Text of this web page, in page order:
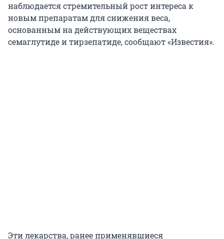
наблюдается стремительный рост интереса к
новым препаратам для снижения веса,
основанным на действующих веществах
семаглутиде и тирзепатиде, сообщают «Известия».
Эти лекарства, ранее применявшиеся